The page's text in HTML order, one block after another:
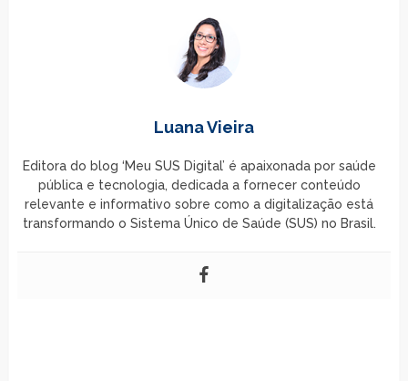
Luana Vieira
Editora do blog ‘Meu SUS Digital’ é apaixonada por saúde
pública e tecnologia, dedicada a fornecer conteúdo
relevante e informativo sobre como a digitalização está
transformando o Sistema Único de Saúde (SUS) no Brasil.